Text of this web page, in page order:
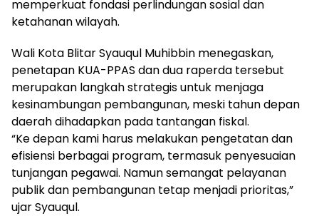
memperkuat fondasi perlindungan sosial dan
ketahanan wilayah.
Wali Kota Blitar Syauqul Muhibbin menegaskan,
penetapan KUA-PPAS dan dua raperda tersebut
merupakan langkah strategis untuk menjaga
kesinambungan pembangunan, meski tahun depan
daerah dihadapkan pada tantangan fiskal.
“Ke depan kami harus melakukan pengetatan dan
efisiensi berbagai program, termasuk penyesuaian
tunjangan pegawai. Namun semangat pelayanan
publik dan pembangunan tetap menjadi prioritas,”
ujar Syauqul.